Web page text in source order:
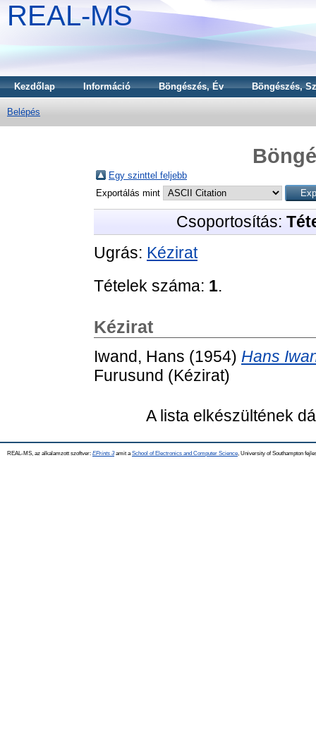
REAL-MS
Kezdőlap Információ Böngészés, Év Böngészés,
Belépés
Egy szinttel feljebb
Exportálás mint
Csoportosítás:
Ugrás: Kézirat
Tételek száma: 1.
Kézirat
Iwand, Hans (1954) Hans
Furusund (Kézirat)
A lista elkészültének
REAL-MS, az alkalamzott szoftver: EPrints 3amit a School of Electronics and Computer Science , University of Southampton